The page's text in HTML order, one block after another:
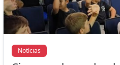
Notícias